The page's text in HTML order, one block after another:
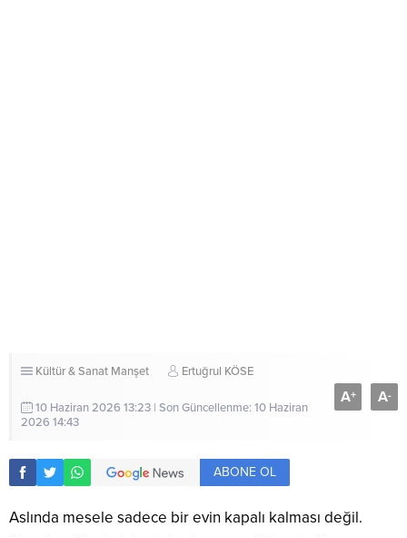
Kültür & Sanat Manşet Ertuğrul KÖSE
10 Haziran 2026 13:23 | Son Güncellenme: 10 Haziran
2026 14:43
A+ A-
ABONE OL
Aslında mesele sadece bir evin kapalı kalması değil.